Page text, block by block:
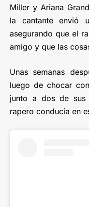
Miller y Ariana
la cantante envió
asegurando que el
amigo y que las
Unas semanas
luego de chocar
junto a dos de sus
rapero conducía en